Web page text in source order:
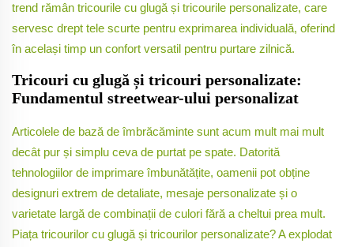
trend rămân tricourile cu glugă și tricourile personalizate, care
servesc drept tele scurte pentru exprimarea individuală, oferind
în același timp un confort versatil pentru purtare zilnică.
Tricouri cu glugă și tricouri personalizate:
Fundamentul streetwear-ului personalizat
Articolele de bază de îmbrăcăminte sunt acum mult mai mult
decât pur și simplu ceva de purtat pe spate. Datorită
tehnologiilor de imprimare îmbunătățite, oamenii pot obține
designuri extrem de detaliate, mesaje personalizate și o
varietate largă de combinații de culori fără a cheltui prea mult.
Piața tricourilor cu glugă și tricourilor personalizate? A explodat